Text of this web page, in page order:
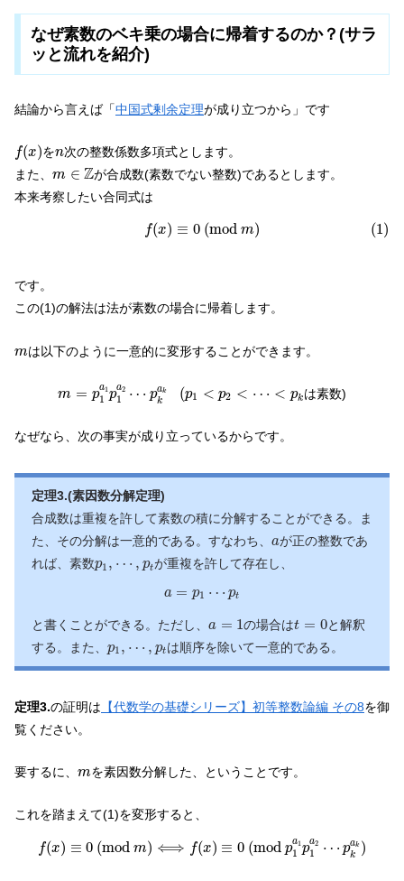
なぜ素数のベキ乗の場合に帰着するのか？(サラ
ッと流れを紹介)
結論から言えば「中国式剰余定理が成り立つから」です
f(x)
(x をn
n次の整数係数多項式とします。
また、 m ∈ Z
m ∈Z が合成数(素数でない整数)であるとします。
本来考察したい合同式は
f(x) ≡ 0 (mod m) (1)
(1) (x 0 ( d m)
です。
この(1)の解法は法が素数の場合に帰着します。
m
mは以下のように一意的に変形することができます。
m = pa1
1 pa2
1 ⋯ pak
k
a1 p1 ⋯p ak
(p1 < p2 < ⋯ < pk
( p ⋯ は素数)
なぜなら、次の事実が成り立っているからです。
定理3.(素因数分解定理)
合成数は重複を許して素数の積に分解することができる。ま
た、その分解は一意的である。すなわち、 a
aが正の整数であ
れば、素数p1 , ⋯ , pt
p1 ⋯, pt が重複を許して存在し、
a = p1 ⋯ pt
a= p1 ⋯ p t
と書くことができる。ただし、 a = 1
a の場合はt = 0
t
と解釈
する。また、 p1 , ⋯ , pt
p1 ⋯, pt は順序を除いて一意的である。
定理3.の証明は 【代数学の基礎シリーズ】初等整数論編 その8を御
覧ください。
要するに、 m
mを素因数分解した、ということです。
これを踏まえて(1)を変形すると、
f(x) ≡ 0 (mod m) ⟺ f(x) ≡ 0 (mod pa1
1 pa2
1 ⋯ pak
k )
f(x )≡ (m m ⟺ ≡0 (m d p 1p 1a 2⋯ ak)